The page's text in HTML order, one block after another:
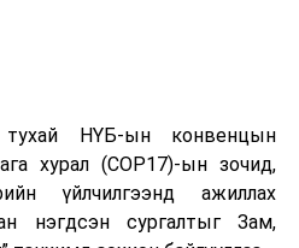
НҮБ-ын конвенцын
хурал (COP17)-ын зочид,
үйлчилгээнд ажиллах
нэгдсэн сургалтыг Зам,